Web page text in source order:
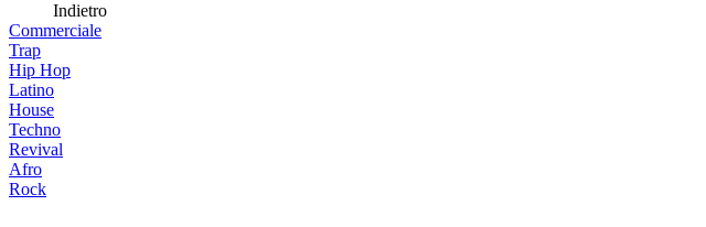
Indietro
Commerciale
Trap
Hip Hop
Latino
House
Techno
Revival
Afro
Rock